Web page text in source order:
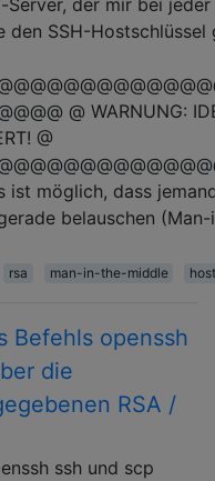
den SSH-
@ WARNUNG:
@
ist möglich, dass
belauschen
rsa man-in-the-middle
Befehls openssh
die
RSA /
ssh und scp